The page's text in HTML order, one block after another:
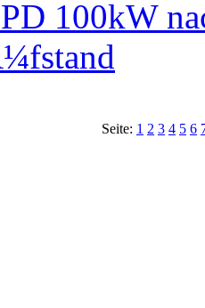
100kW
Seite: 1 2 3 4 5 6